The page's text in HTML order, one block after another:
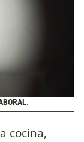
cocina,